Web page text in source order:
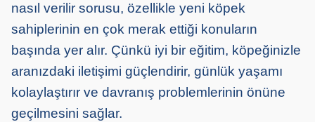
nasıl verilir sorusu, özellikle yeni köpek
sahiplerinin en çok merak ettiği konuların
başında yer alır. Çünkü iyi bir eğitim, köpeğinizle
aranızdaki iletişimi güçlendirir, günlük yaşamı
kolaylaştırır ve davranış problemlerinin önüne
geçilmesini sağlar.